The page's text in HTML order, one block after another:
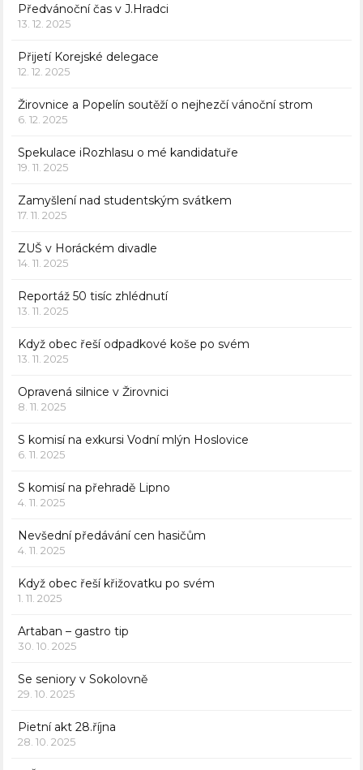
Předvánoční čas v J.Hradci
13. 12. 2025
Přijetí Korejské delegace
12. 12. 2025
Žirovnice a Popelín soutěží o nejhezčí vánoční strom
6. 12. 2025
Spekulace iRozhlasu o mé kandidatuře
19. 11. 2025
Zamyšlení nad studentským svátkem
17. 11. 2025
ZUŠ v Horáckém divadle
14. 11. 2025
Reportáž 50 tisíc zhlédnutí
13. 11. 2025
Když obec řeší odpadkové koše po svém
13. 11. 2025
Opravená silnice v Žirovnici
8. 11. 2025
S komisí na exkursi Vodní mlýn Hoslovice
6. 11. 2025
S komisí na přehradě Lipno
4. 11. 2025
Nevšední předávání cen hasičům
4. 11. 2025
Když obec řeší křižovatku po svém
1. 11. 2025
Artaban – gastro tip
30. 10. 2025
Se seniory v Sokolovně
29. 10. 2025
Pietní akt 28.října
28. 10. 2025